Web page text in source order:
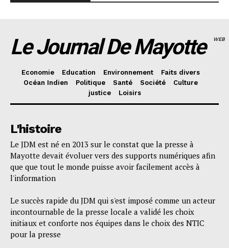
Le Journal De Mayotte WEB
Economie Education Environnement
Faits divers
Océan Indien
Politique Santé Société
Culture
justice
Loisirs
L'histoire
Le JDM est né en 2013 sur le constat que la presse à
Mayotte devait évoluer vers des supports numériques afin
que que tout le monde puisse avoir facilement accès à
l'information
Le succès rapide du JDM qui s'est imposé comme un acteur
incontournable de la presse locale a validé les choix
initiaux et conforte nos équipes dans le choix des NTIC
pour la presse